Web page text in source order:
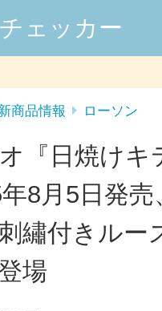
ェッカー
商品情報 ローソン
『日焼け
8月5日発
繡付きルー
場